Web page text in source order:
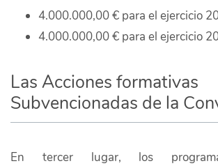
4.000.000,00 € para el ejercicio
4.000.000,00 € para el ejercicio
Las Acciones formativas
Subvencionadas de la
En tercer lugar, los